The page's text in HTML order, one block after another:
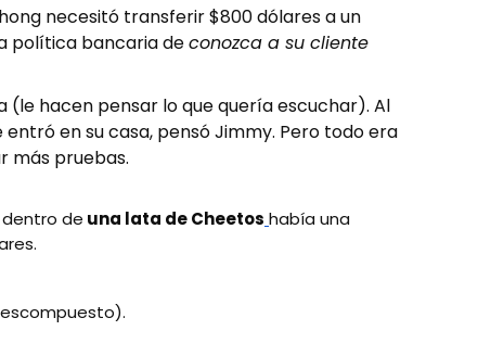
necesitó transferir $800 dólares a un
política bancaria deconozca a su cliente
(le hacen pensar lo que quería escuchar). Al
en su casa, pensó Jimmy. Pero todo era
más pruebas.
dentro de una lata de Cheetos había una